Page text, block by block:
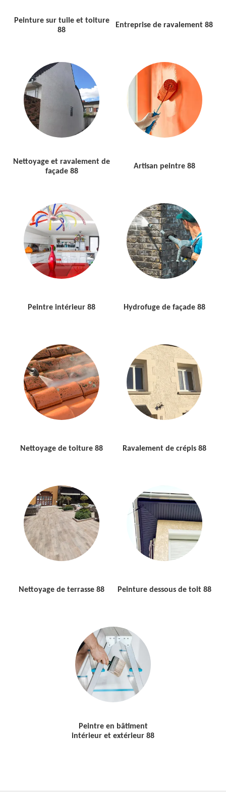
Peinture sur tuile et toiture
88
Entreprise de ravalement 88
Nettoyage et ravalement de
façade 88
Artisan peintre 88
Peintre intérieur 88 Hydrofuge de façade 88
Nettoyage de toiture 88 Ravalement de crépis 88
Nettoyage de terrasse 88 Peinture dessous de toit 88
Peintre en bâtiment
intérieur et extérieur 88